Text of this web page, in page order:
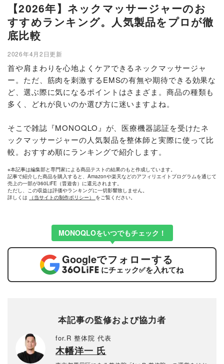
【2026年】ネックマッサージャーのお
すすめランキング。人気製品をプロが徹
底比較
2026年4月2日更新
首や肩まわりを心地よくケアできるネックマッサージャ
ー。ただ、筋肉を刺激するEMSの有無や期待できる効果な
ど、選ぶ際に気になるポイントはさまざま。商品の種類も
多く、どれが良いのか選び方に迷いますよね。
そこで雑誌『MONOQLO』が、医療機器認証を受けたネ
ックマッサージャーの人気製品を整体師と実際に使って比
較。おすすめ順にランキングで紹介します。
※本記事は編集部と専門家による商品テストの結果のもと作成しています。
記事で紹介した商品を購入すると、Amazonや楽天などのアフィリエイトプログラムを通じて
売上の一部が360LiFE（晋遊舎）に還元されます。
ただし、この収益は評価やランキングに一切影響致しません。
詳しくは
（当サイトの制作ポリシー） をご覧ください。
MONOQLOをいつでもチェック！
Googleでフォローする
にチェック✅を入れてね
本記事の監修および協力者
for.R 整体院 代表
木幡洋一 氏